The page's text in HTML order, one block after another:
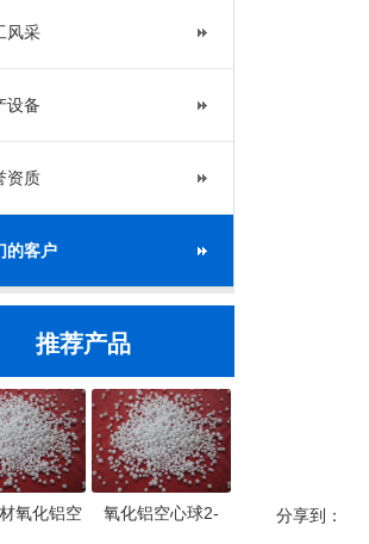
风采
设备
资质
的客户
推荐产品
氧化铝空 氧化铝空心球2- 分享到：